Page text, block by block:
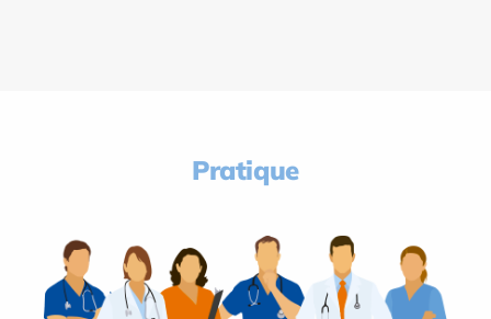
Pratique